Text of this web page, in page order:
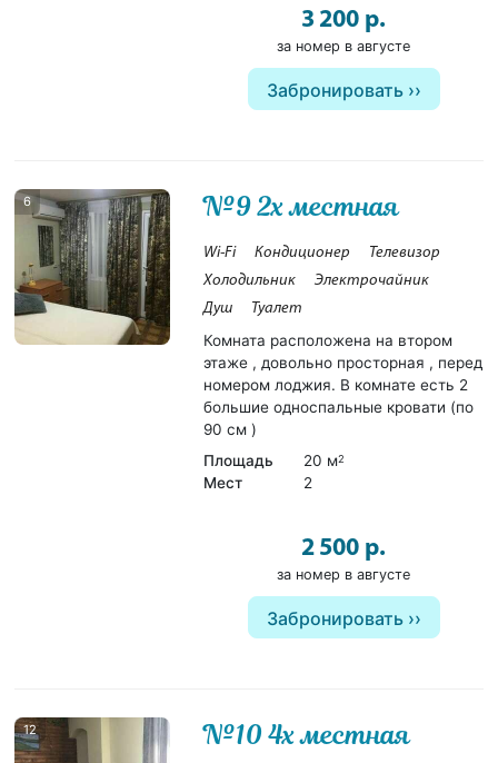
3 200 р.
за номер в августе
Забронировать
6 №9 2х местная
Wi-Fi Кондиционер
Телевизор
Холодильник
Электрочайник
Душ
Туалет
Комната расположена на втором
этаже , довольно просторная , перед
номером лоджия. В комнате есть 2
большие односпальные кровати (по
90 см )
Площадь
20 м2
Мест 2
2 500 р.
за номер в августе
Забронировать
12 №10 4х местная